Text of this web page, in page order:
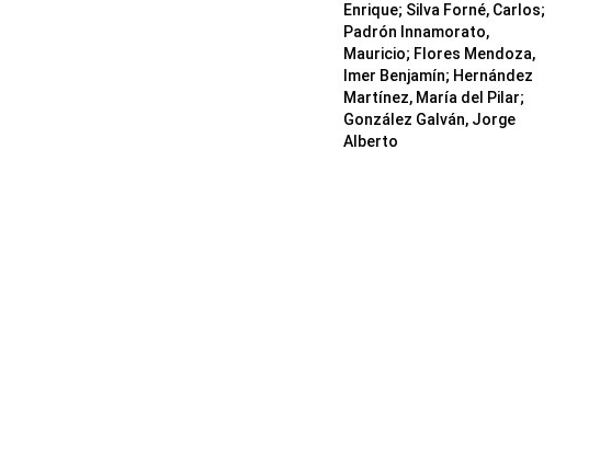
Enrique; Silva Forné, Carlos;
Padrón Innamorato,
Mauricio; Flores Mendoza,
Imer Benjamín; Hernández
Martínez, María del Pilar;
González Galván, Jorge
Alberto